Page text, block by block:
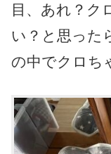
目、あれ？ク
い？と思った
の中でクロち